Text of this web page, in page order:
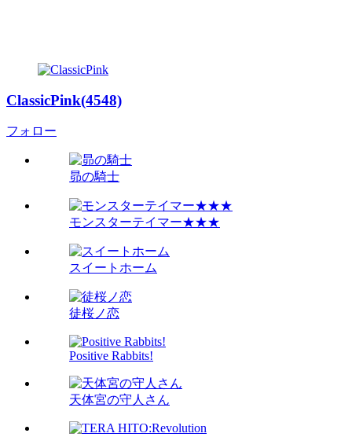
ClassicPink(4548)
フォロー
昴の騎士
モンスターテイマー★★★
スイートホーム
徒桜ノ恋
Positive Rabbits!
天体宮の守人さん